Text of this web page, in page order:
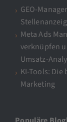
GEO-
Meta Ads
verknüpfen
Umsatz-
KI-Tools:
Marketing